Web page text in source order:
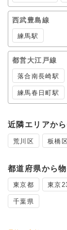
西武豊島線
練馬駅
都営大江戸線
落合南長崎駅
練馬春日町駅
近隣エリアか
荒川区 板橋
都道府県から
東京都 東京
千葉県